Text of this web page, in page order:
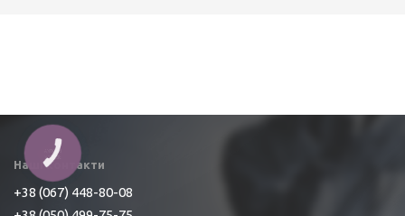
Наші контакти
+38 (067) 448-80-08
КНОПКА
ЗВ'ЯЗКУ